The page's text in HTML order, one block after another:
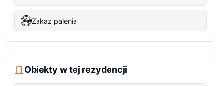
Zakaz palenia
Obiekty w tej rezydencji